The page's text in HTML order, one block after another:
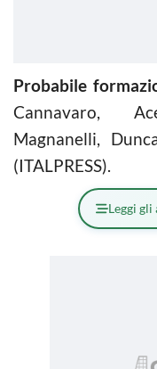
Probabile
Cannavaro,
Magnanelli,
(ITALPRESS).
Leggi